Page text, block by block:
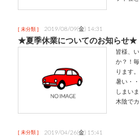
かけ致
の程宜
[ 未分類 ] 2019/08/09(金) 14:31
★夏季休業についてのお知らせ★
皆様、
か？！
ります
暑い・
しまい
木陰で
[ 未分類 ] 2019/04/26(金) 15:41